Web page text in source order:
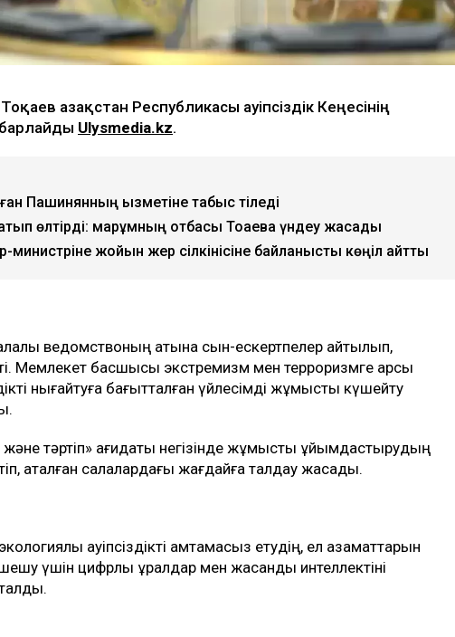
Қазақстан Республикасы Қауіпсіздік Кеңесінің
Ulysmedia.kz.
Пашинянның қызметіне табыс тіледі
өлтірді: марқұмның отбасы Тоқаевқа үндеу жасады
министріне жойқын жер сілкінісіне байланысты көңіл айтты
ведомствоның атына сын-ескертпелер айтылып,
Мемлекет басшысы экстремизм мен терроризмге қарсы
нығайтуға бағытталған үйлесімді жұмысты күшейту
тәртіп» қағидаты негізінде жұмысты ұйымдастырудың
аталған салалардағы жағдайға талдау жасады.
қауіпсіздікті қамтамасыз етудің, ел азаматтарын
үшін цифрлық құралдар мен жасанды интеллектіні